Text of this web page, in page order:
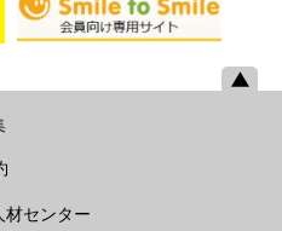
材センター